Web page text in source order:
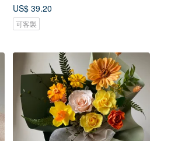
US$ 39.20
可客製